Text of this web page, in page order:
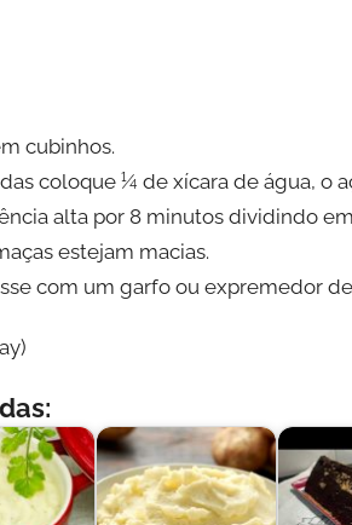
cubinhos.
coloque ¼ de xícara de água, o
alta por 8 minutos dividindo
estejam macias.
com um garfo ou expremedor